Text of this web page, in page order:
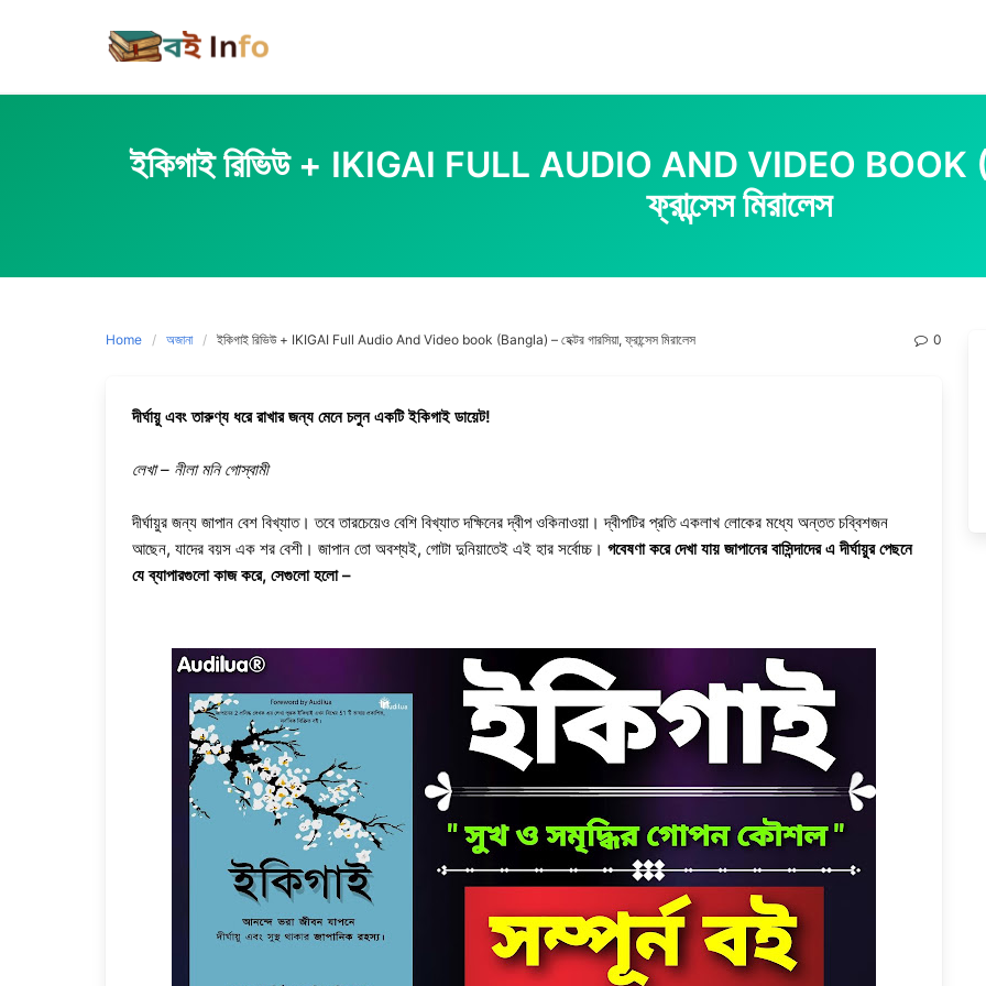
ইকিগাই রিভিউ + IKIGAI FULL AUDIO AND VIDEO BOOK
ফ্রান্সেস মিরালেস
Home অজানা ইকিগাই রিভিউ + IKIGAI Full Audio And Video book (Bangla) – হেক্টর গারসিয়া, ফ্রান্সেস মিরালেস 0
দীর্ঘায়ু এবং তারুণ্য ধরে রাখার জন্য মেনে চলুন একটি ইকিগাই ডায়েট!
লেখা – নীলা মনি গোস্বামী
দীর্ঘায়ুর জন্য জাপান বেশ বিখ্যাত। তবে তারচেয়েও বেশি বিখ্যাত দক্ষিনের দ্বীপ ওকিনাওয়া। দ্বীপটির প্রতি একলাখ লোকের মধ্যে অন্তত চব্বিশজন
আছেন, যাদের বয়স এক শর বেশী। জাপান তো অবশ্যই, গোটা দুনিয়াতেই এই হার সর্বোচ্চ। গবেষণা করে দেখা যায় জাপানের বাসিন্দাদের এ দীর্ঘায়ুর পেছনে
যে ব্যাপারগুলো কাজ করে, সেগুলো হলো –